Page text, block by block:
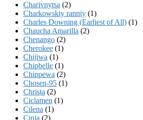
Charivnytsa (2)
Charkowskiy ranniy (1)
Charles Downing (Earliest of All) (1)
Chaucha Amarilla (2)
Chenango (2)
Cherokee (1)
Chijiwa (1)
Chipbelle (1)
Chippewa (2)
Chosen-95 (1)
Christa (2)
Ciclamen (1)
Cilena (1)
Cinja (2)